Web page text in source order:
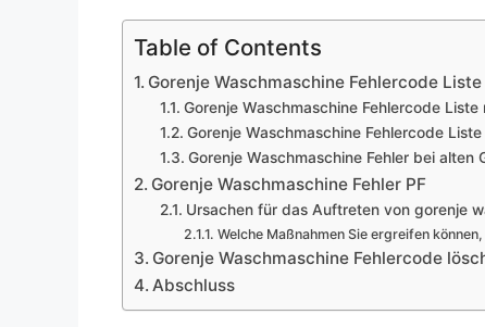
Table of Contents
Gorenje Waschmaschine Fehlercode Liste
Gorenje Waschmaschine Fehlercode Liste
Gorenje Waschmaschine Fehlercode
Gorenje Waschmaschine Fehler bei alten
Gorenje Waschmaschine Fehler PF
Ursachen für das Auftreten von gorenje
Welche Maßnahmen Sie ergreifen
Gorenje Waschmaschine Fehlercode
Abschluss